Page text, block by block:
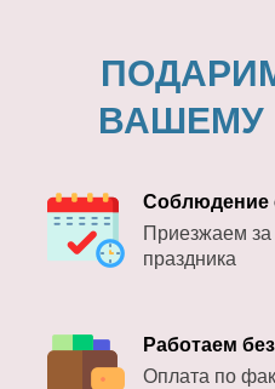
ВАШЕМУ
Соблюдение
Приезжаем за
праздника
Работаем
Оплата по